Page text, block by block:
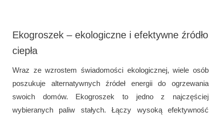
Ekogroszek – ekologiczne i efektywne źródło
ciepła
Wraz ze wzrostem świadomości ekologicznej, wiele osób
poszukuje alternatywnych źródeł energii do ogrzewania
swoich domów. Ekogroszek to jedno z najczęściej
wybieranych paliw stałych. Łączy wysoką efektywność